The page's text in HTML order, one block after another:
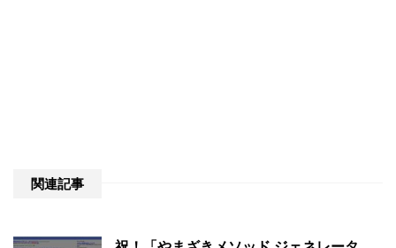
関連記事